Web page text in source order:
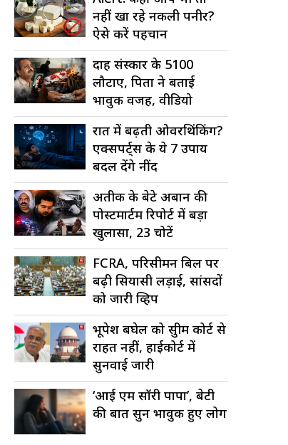
नहीं खा रहे नकली पनीर?
ऐसे करें पहचान
दाह संस्कार के ₹5100
लौटाए, पिता ने बताई
भावुक वजह, वीडियो
वायरल
रात में बढ़ती ओवरथिंकिंग?
एक्सपर्ट्स के ये 7 उपाय
बदल देंगे नींद
अतीक के बेटे अबान की
पोस्टमार्टम रिपोर्ट में बड़ा
खुलासा, 23 चोटें
FCRA, परिसीमन बिल पर
बढ़ी सियासी लड़ाई, सांसदों
को जारी व्हिप
भूपेश बघेल को सुप्रीम कोर्ट से
राहत नहीं, हाईकोर्ट में
सुनवाई जारी
‘आई एम सॉरी पापा’, बेटी
की बात सुन भावुक हुए लोग